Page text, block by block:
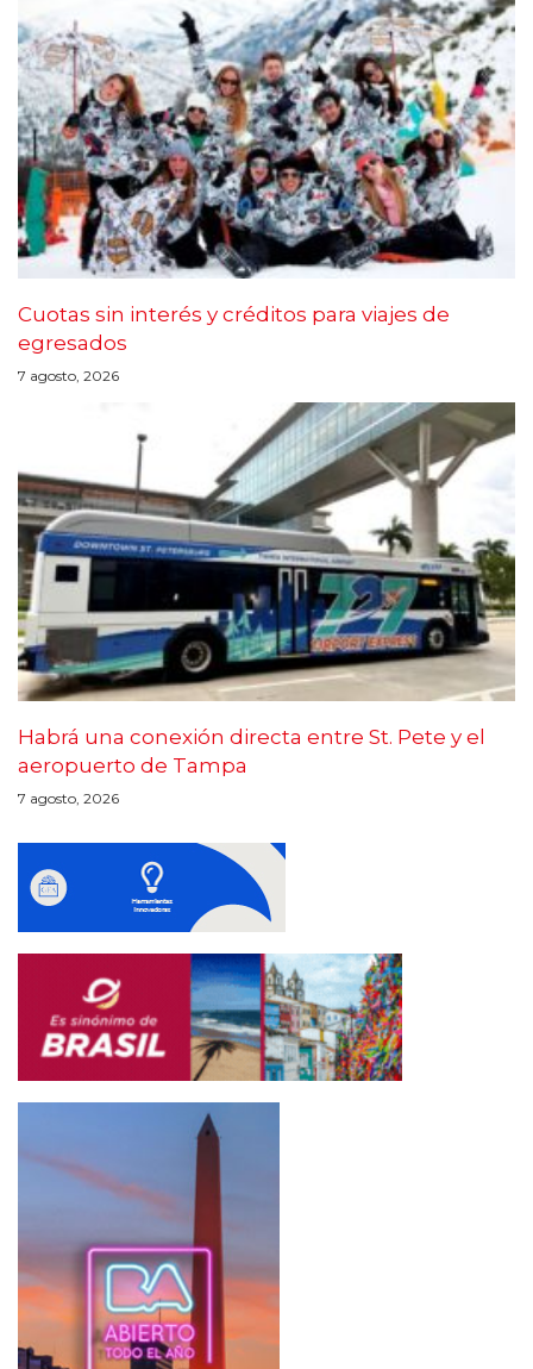
Cuotas sin interés y créditos para viajes de
egresados
7 agosto, 2026
Habrá una conexión directa entre St. Pete y el
aeropuerto de Tampa
7 agosto, 2026